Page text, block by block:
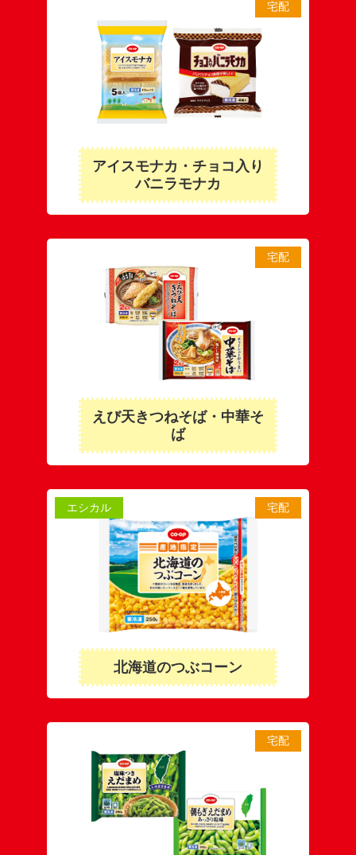
宅配
アイスモナカ・チョコ入り
バニラモナカ
宅配
えび天きつねそば・中華そ
ば
エシカル 宅配
北海道のつぶコーン
宅配